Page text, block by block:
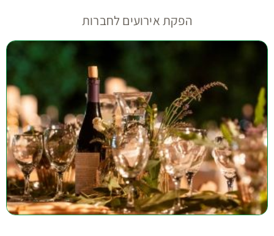
הפקת אירועים לחברות